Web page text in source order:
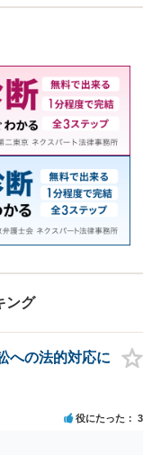
ング
への法的対応に
役にたった 3